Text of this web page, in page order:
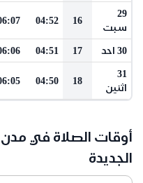
29
سبت
16
04:52
30 احد 17
04:51
31
اثنين
18
04:50
أوقات الصلاة في
الجديدة